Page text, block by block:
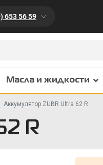
653 56 59
Масла и жидкости
Аккумулятор ZUBR Ultra 62 R
R